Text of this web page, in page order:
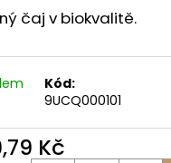
čaj v biokvalitě.
Kód:
9UCQ000101
Kč